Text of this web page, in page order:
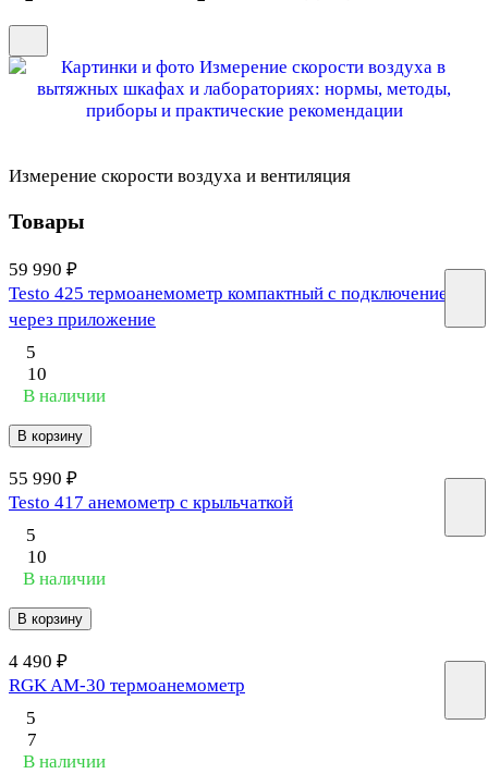
Измерение скорости воздуха и вентиляция
Товары
59 990 ₽
Testo 425 термоанемометр компактный с подключением
через приложение
5
10
В наличии
В корзину
55 990 ₽
Testo 417 анемометр с крыльчаткой
5
10
В наличии
В корзину
4 490 ₽
RGK AM-30 термоанемометр
5
7
В наличии